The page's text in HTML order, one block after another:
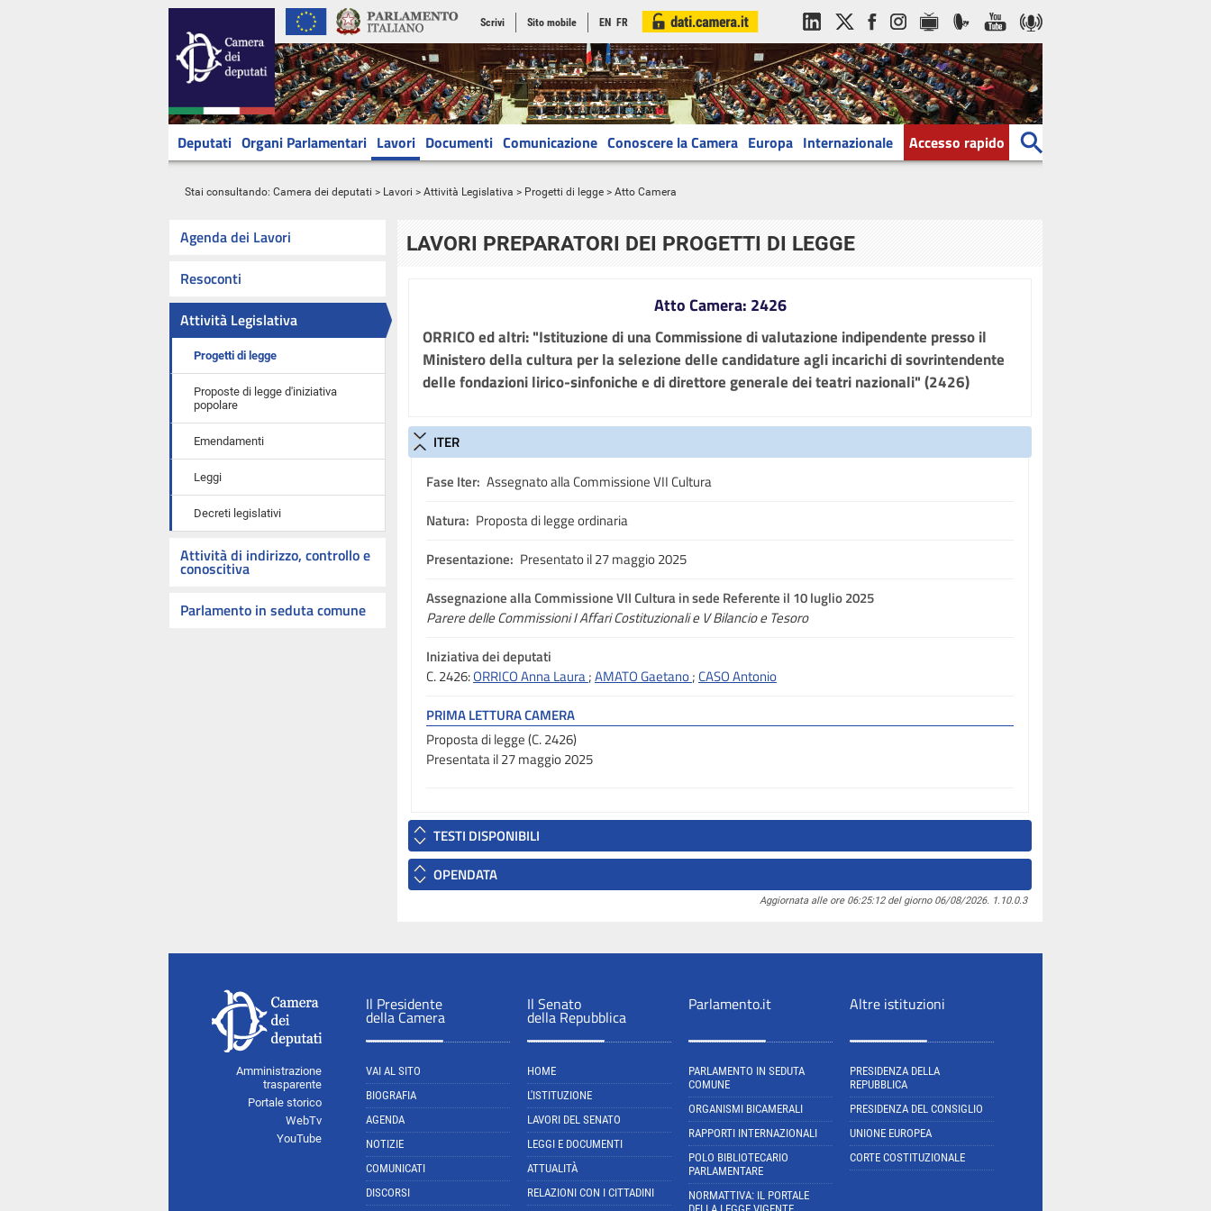
Scrivi Sito mobile EN FR
Deputati Organi Parlamentari Lavori Documenti Comunicazione Conoscere la Camera Europa Internazionale Accesso rapido
Stai consultando: Camera dei deputati > Lavori > Attività Legislativa > Progetti di legge > Atto Camera
Agenda dei Lavori
Resoconti
Attività Legislativa
Progetti di legge
Proposte di legge d'iniziativa
popolare
Emendamenti
Leggi
Decreti legislativi
Attività di indirizzo, controllo e
conoscitiva
Parlamento in seduta comune
LAVORI PREPARATORI DEI PROGETTI DI LEGGE
Atto Camera: 2426
ORRICO ed altri: "Istituzione di una Commissione di valutazione indipendente presso il
Ministero della cultura per la selezione delle candidature agli incarichi di sovrintendente
delle fondazioni lirico-sinfoniche e di direttore generale dei teatri nazionali" (2426)
ITER
Fase Iter: Assegnato alla Commissione VII Cultura
Natura: Proposta di legge ordinaria
Presentazione: Presentato il 27 maggio 2025
Assegnazionealla Commissione VII Cultura in sede Referente il 10 luglio 2025
Parere delle Commissioni I Affari Costituzionali e V Bilancio e Tesoro
Iniziativa dei deputati
C. 2426:ORRICO Anna Laura;AMATO Gaetano; CASO Antonio
PRIMA LETTURA CAMERA
Proposta di legge (C. 2426)
Presentata il 27 maggio 2025
TESTI DISPONIBILI
OPENDATA
Aggiornata alle ore 06:25:12 del giorno 06/08/2026. 1.10.0.3
Amministrazione
trasparente
Portale storico
WebTv
YouTube
Il Presidente
della Camera
VAI AL SITO
BIOGRAFIA
AGENDA
NOTIZIE
COMUNICATI
DISCORSI
Il Senato
della Repubblica
HOME
L'ISTITUZIONE
LAVORI DEL SENATO
LEGGI E DOCUMENTI
ATTUALITÀ
RELAZIONI CON I CITTADINI
Parlamento.it
PARLAMENTO IN SEDUTA
COMUNE
ORGANISMI BICAMERALI
RAPPORTI INTERNAZIONALI
POLO BIBLIOTECARIO
PARLAMENTARE
NORMATTIVA: IL PORTALE
Altre istituzioni
PRESIDENZA DELLA
REPUBBLICA
PRESIDENZA DEL CONSIGLIO
UNIONE EUROPEA
CORTE COSTITUZIONALE